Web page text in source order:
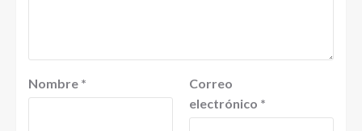
Nombre *
Correo
electrónico *